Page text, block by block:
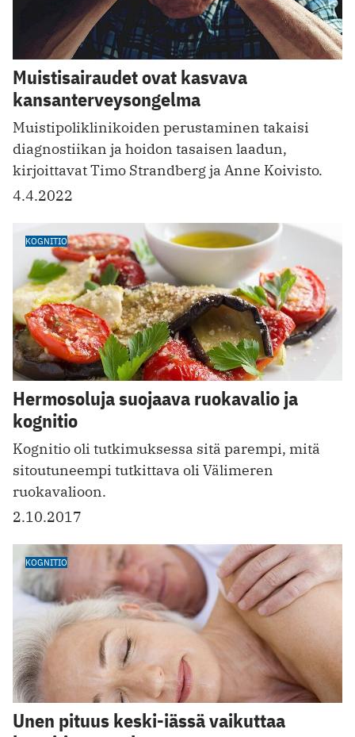
Muistisairaudet ovat kasvava
kansanterveysongelma
Muistipoliklinikoiden perustaminen takaisi
diagnostiikan ja hoidon tasaisen laadun,
kirjoittavat Timo Strandberg ja Anne Koivisto.
4.4.2022
KOGNITIO
Hermosoluja suojaava ruokavalio ja
kognitio
Kognitio oli tutkimuksessa sitä parempi, mitä
sitoutuneempi tutkittava oli Välimeren
ruokavalioon.
2.10.2017
KOGNITIO
Unen pituus keski-iässä vaikuttaa